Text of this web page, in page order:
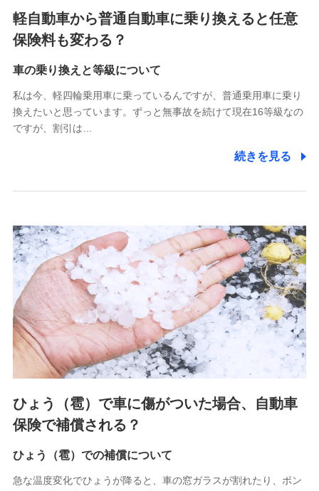
チューリッヒ少額短期保険株式会社
(https://www.zurichssi.co.jp/)
(https://www.tokiomarine-x.co.jp/)
(https://pshoken.co.jp/)
リトルファミリー少額短期保険株式会社
(https://www.littlefamily-ssi.com/)
郵便、電話、およびＥメール等により、当社と取引のあるも
た維持管理等の委託業務遂行のため、またそれらに付帯、関
連する当社および提携会社のサービスを案内、提供するため
（なお、当社は複数の保険会社と取引があり、取得した個人
情報を取引のある他の保険会社の商品・サービスをご提案す
るために利用させていただくことがあります。）
上記に係る連絡・手続き・管理等付帯業務を行うため
3.セミナー募集サイトから取得した個人情報
各種セミナーの案内、開催のため
上記に係る連絡・手続き・管理等付帯業務を行うため
4.家族・友達紹介にて取得した個人情報
被紹介者への連絡、及び当社と取引のあるもしくは委託を受
けている保険会社・提携会社の保険その他に関する情報を提
供し、金融商品等の契約を勧奨するため
アンケートやキャンペーン等の実施のため
上記に係る連絡・手続き・管理等付帯業務を行うため
軽自動車から普通自動車に乗り換えると任意
保険料も変わる？
車の乗り換えと等級について
私は今、軽四輪乗用車に乗っているんですが、普通乗用車に乗り
換えたいと思っています。ずっと無事故を続けて現在16等級なの
ですが、割引は…
続きを見る
ひょう（雹）で車に傷がついた場合、自動車
保険で補償される？
ひょう（雹）での補償について
急な温度変化でひょうが降ると、車の窓ガラスが割れたり、ボン